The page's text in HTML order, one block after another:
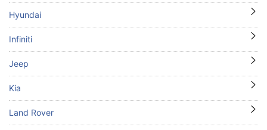
Hyundai
Infiniti
Jeep
Kia
Land Rover